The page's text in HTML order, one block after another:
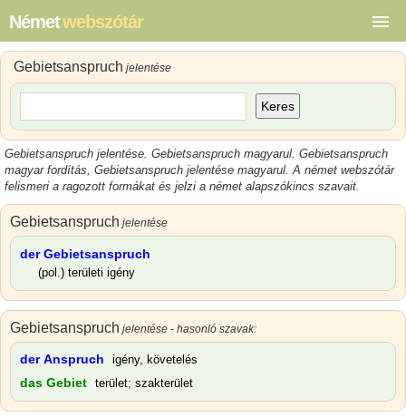
Németwebszótár
Gebietsanspruch jelentése
Keres
Gebietsanspruch jelentése. Gebietsanspruch magyarul. Gebietsanspruch
magyarfordítás, Gebietsanspruch jelentése magyarul. A német webszótár
felismeri a ragozott formákat és jelzi a német alapszókincs szavait.
Gebietsanspruch jelentése
der Gebietsanspruch
(pol.) területi igény
Gebietsanspruch jelentése - hasonló szavak:
der Anspruch igény, követelés
das Gebiet terület; szakterület